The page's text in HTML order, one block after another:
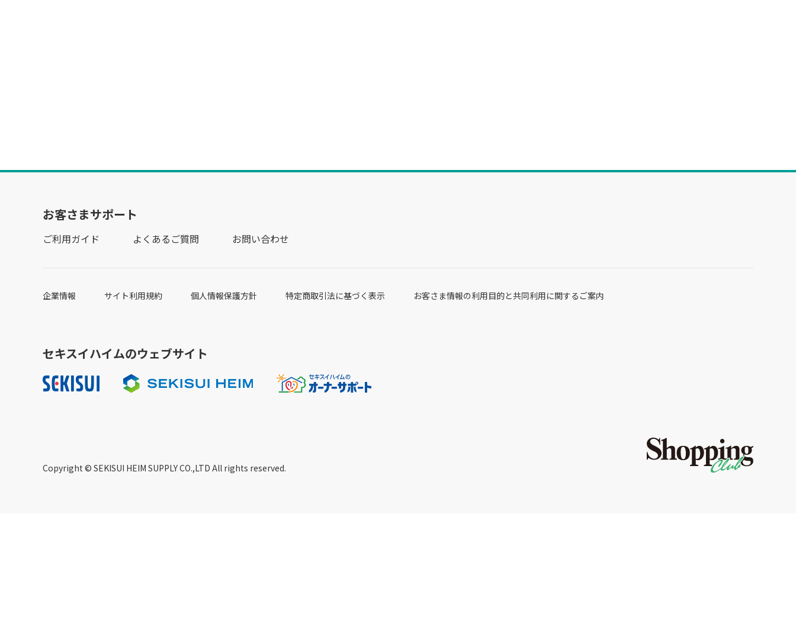
お客さまサポート
ご利用ガイド よくあるご質問 お問い合わせ
企業情報 サイト利用規約 個人情報保護方針 特定商取引法に基づく表示 お客さま情報の利用目的と共同利用に関するご案内
セキスイハイムのウェブサイト
Copyright © SEKISUI HEIM SUPPLY CO.,LTD All rights reserved.